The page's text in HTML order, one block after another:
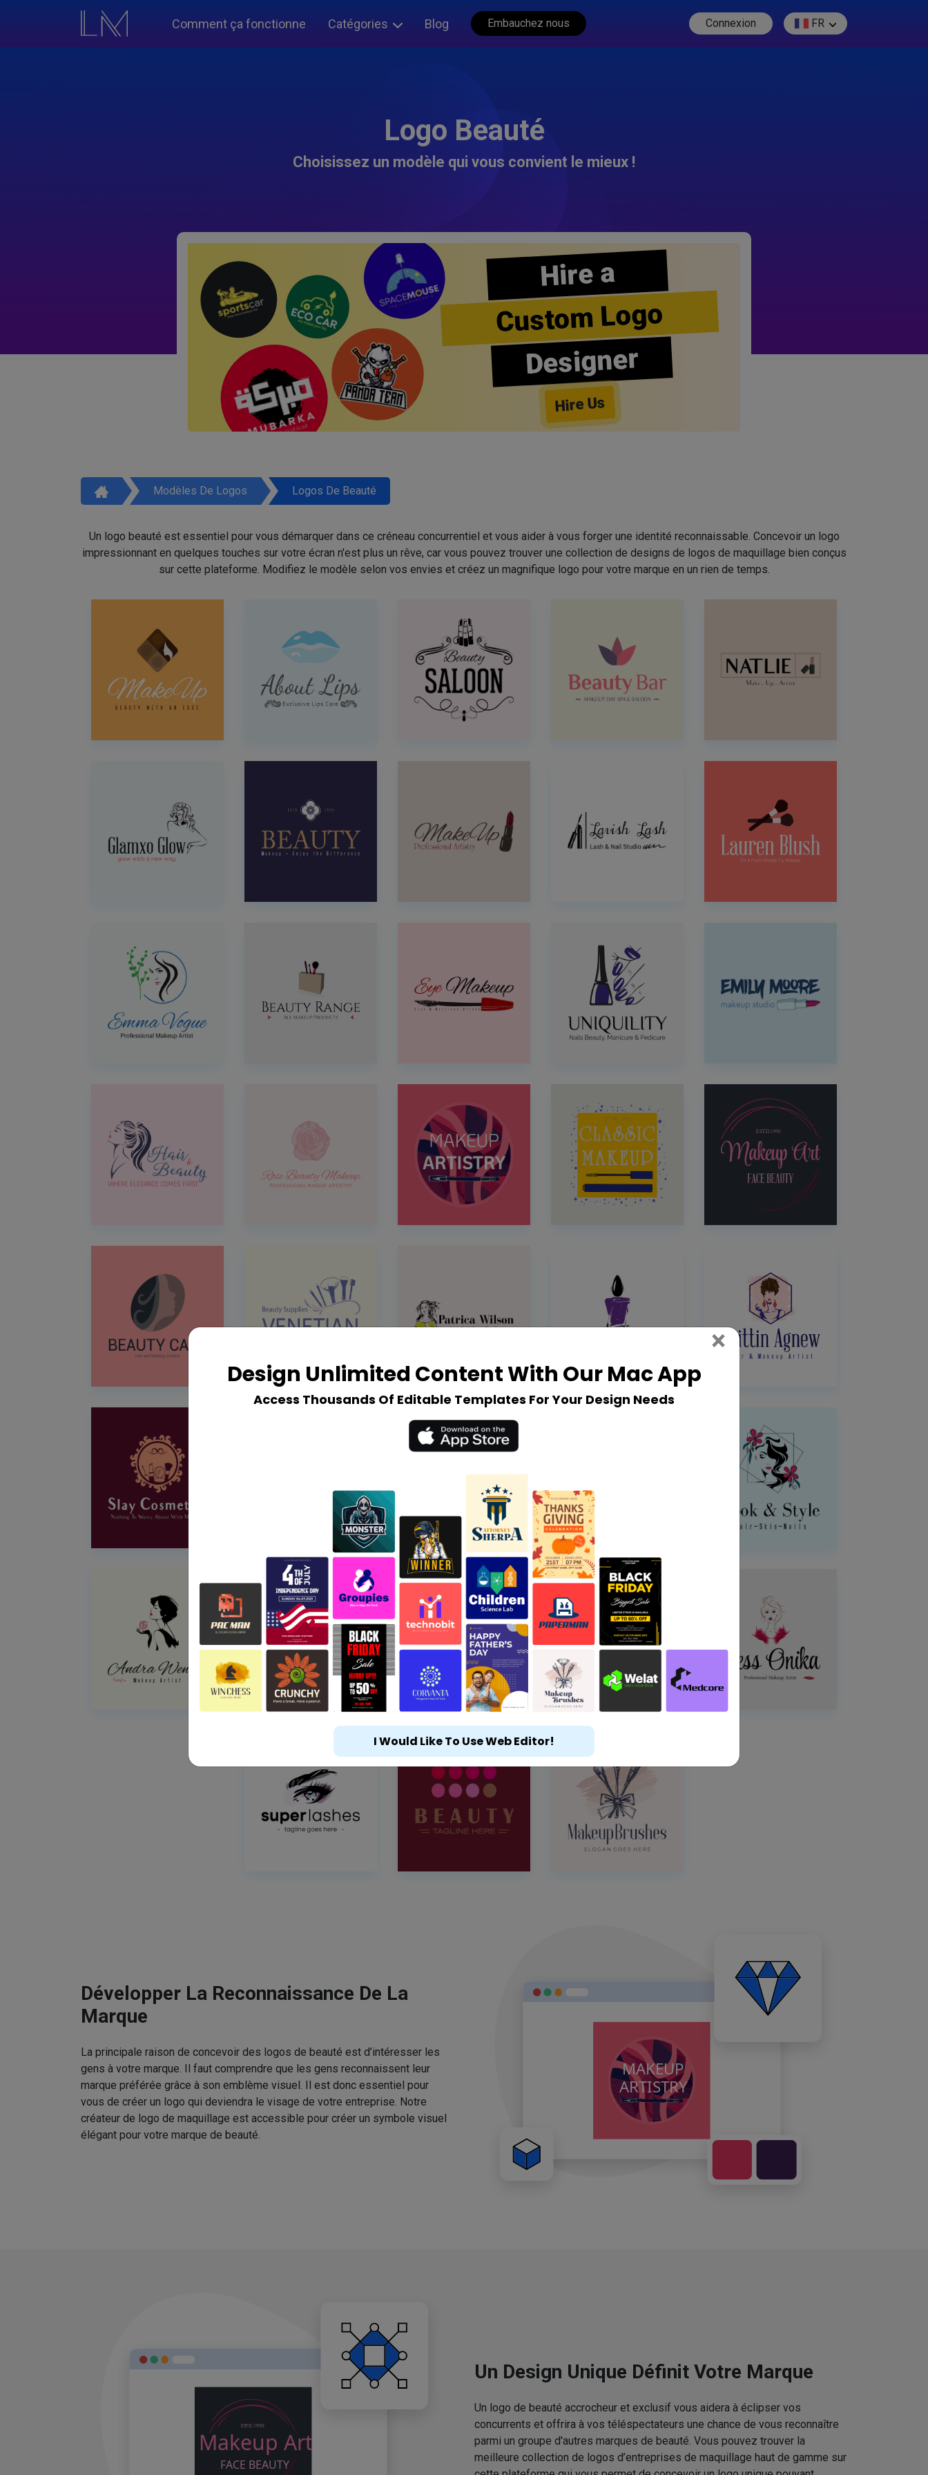
Comment ça fonctionne Catégories Blog Embauchez nous Connexion FR
Logo Beauté
Choisissez un modèle qui vous convient le mieux !
Hire a
Custom Logo
Designer
Hire Us
Modèles De Logos Logos De Beauté
Un logo beauté est essentiel pour vous démarquer dans ce créneau concurrentiel et vous aider à vous forger une identité reconnaissable. Concevoir un logo
impressionnant en quelques touches sur votre écran n'est plus un rêve, car vous pouvez trouver une collection de designs de logos de maquillage bien conçus
sur cette plateforme. Modifiez le modèle selon vos envies et créez un magnifique logo pour votre marque en un rien de temps.
Développer La Reconnaissance De La
Marque
La principale raison de concevoir des logos de beauté est d’intéresser les
gens à votre marque. Il faut comprendre que les gens reconnaissent leur
marque préférée grâce à son emblème visuel. Il est donc essentiel pour
vous de créer un logo qui deviendra le visage de votre entreprise. Notre
créateur de logo de maquillage est accessible pour créer un symbole visuel
élégant pour votre marque de beauté.
Un Design Unique Définit Votre Marque
Un logo de beauté accrocheur et exclusif vous aidera à éclipser vos
concurrents et offrira à vos téléspectateurs une chance de vous reconnaître
parmi un groupe d'autres marques de beauté. Vous pouvez trouver la
meilleure collection de logos d’entreprises de maquillage haut de gamme sur
Design Unlimited Content With Our Mac App
Access Thousands Of Editable Templates For Your Design Needs
× Close
I Would Like To Use Web Editor!